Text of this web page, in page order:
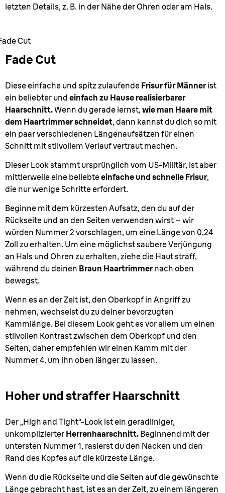
letzten Details, z. B. in der Nähe der Ohren oder am Hals.
Cut
Fade Cut
Diese einfache und spitz zulaufende Frisur für Männerist
ein beliebter und einfach zu Hause realisierbarer
Haarschnitt.Wenn du gerade lernst, wie man Haare mit
dem Haartrimmer schneidet, dann kannst du dich so mit
ein paar verschiedenen Längenaufsätzen für einen
Schnitt mit stilvollem Verlauf vertraut machen.
Dieser Look stammt ursprünglich vom US-Militär, ist aber
mittlerweile eine beliebteeinfache und schnelle Frisur,
die nur wenige Schritte erfordert.
Beginne mit dem kürzesten Aufsatz, den du auf der
Rückseite und an den Seiten verwenden wirst – wir
würden Nummer 2 vorschlagen, um eine Länge von 0,24
Zoll zu erhalten. Um eine möglichst saubere Verjüngung
an Hals und Ohren zu erhalten, ziehe die Haut straff,
während du deinen Braun Haartrimmernach oben
bewegst.
Wenn es an der Zeit ist, den Oberkopf in Angriff zu
nehmen, wechselst du zu deiner bevorzugten
Kammlänge. Bei diesem Look geht es vor allem um einen
stilvollen Kontrast zwischen dem Oberkopf und den
Seiten, daher empfehlen wir einen Kamm mit der
Nummer 4, um ihn oben länger zu lassen.
Hoher und straffer Haarschnitt
Der „High and Tight“-Look ist ein geradliniger,
unkomplizierter Herrenhaarschnitt. Beginnend mit der
untersten Nummer 1, rasierst du den Nacken und den
Rand des Kopfes auf die kürzeste Länge.
Wenn du die Rückseite und die Seiten auf die gewünschte
Länge gebracht hast, ist es an der Zeit, zu einem längeren